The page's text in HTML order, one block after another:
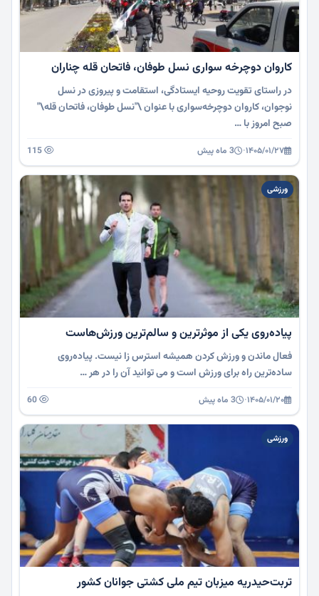
کاروان دوچرخه سواری نسل طوفان، فاتحان قله چناران
در راستای تقویت روحیه ایستادگی، استقامت و پیروزی در نسل
نوجوان، کاروان دوچرخه‌سواری با عنوان \"نسل طوفان، فاتحان قله\"
صبح امروز با …
۱۴۰۵/۰۱/۲۷· 3 ماه پیش
ورزشی
پیاده‌‌روی یکی از موثرترین و سالم‌ترین ورزش‌هاست
فعال ماندن و ورزش کردن همیشه استرس زا نیست. پیاده‌روی
ساده‌ترین راه برای ورزش است و می توانید آن را در هر …
۱۴۰۵/۰۱/۲۰· 3 ماه پیش
ورزشی
تربت‌حیدریه میزبان تیم ملی کشتی جوانان کشور